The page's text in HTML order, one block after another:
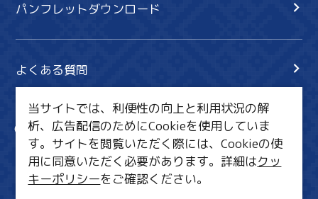
パンフレットダウンロード
よくある質問
サイト内検索
共有
行きたいリスト
当サイトでは、利便性の向上と利用状況の解
析、広告配信のためにCookieを使用していま
す。サイトを閲覧いただく際には、Cookieの使
用に同意いただく必要があります。詳細はクッ
キーポリシーをご確認ください。